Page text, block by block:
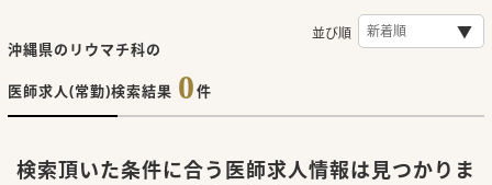
沖縄県のリウマチ科の
医師求人(常勤)検索結果 0件
並び順
検索頂いた条件に合う医師求人情報は見つかりま